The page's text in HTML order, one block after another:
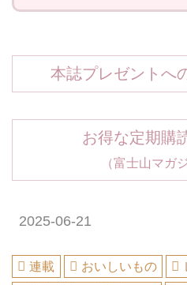
本誌プレゼントへ
お得な定期購
（富士山マガジ
2025-06-21
連載 おいしいもの